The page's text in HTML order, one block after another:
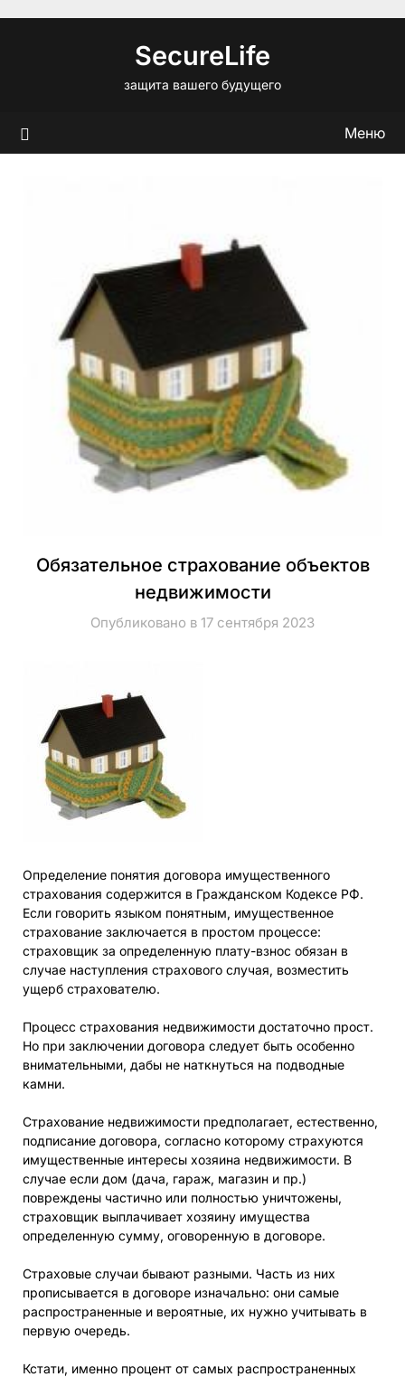
SecureLife
защита вашего будущего
Меню
Обязательное страхование объектов
недвижимости
Опубликовано в 17 сентября 2023
Определение понятия договора имущественного
страхования содержится в Гражданском Кодексе РФ.
Если говорить языком понятным, имущественное
страхование заключается в простом процессе:
страховщик за определенную плату-взнос обязан в
случае наступления страхового случая, возместить
ущерб страхователю.
Процесс страхования недвижимости достаточно прост.
Но при заключении договора следует быть особенно
внимательными, дабы не наткнуться на подводные
камни.
Страхование недвижимости предполагает, естественно,
подписание договора, согласно которому страхуются
имущественные интересы хозяина недвижимости. В
случае если дом (дача, гараж, магазин и пр.)
повреждены частично или полностью уничтожены,
страховщик выплачивает хозяину имущества
определенную сумму, оговоренную в договоре.
Страховые случаи бывают разными. Часть из них
прописывается в договоре изначально: они самые
распространенные и вероятные, их нужно учитывать в
первую очередь.
Кстати, именно процент от самых распространенных